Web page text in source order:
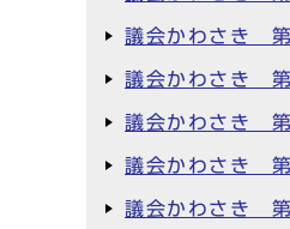
議会かわさき
議会かわさき
議会かわさき
議会かわさき
議会かわさき